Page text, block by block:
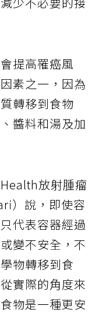
提高罹癌風
素之一，因為
轉移到食物
醬料和湯及加
放射腫瘤
）說，即使容
代表容器經過
變不安全，不
物轉移到食
實際的角度來
物是一種更安